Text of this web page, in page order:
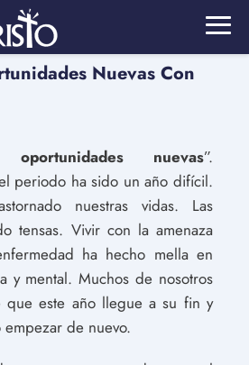
Nuevas Con
nuevas”.
periodo ha sido un año difícil.
nuestras vidas. Las
tensas. Vivir con la amenaza
ha hecho mella en
y mental. Muchos de nosotros
que este año llegue a su fin y
empezar de nuevo.